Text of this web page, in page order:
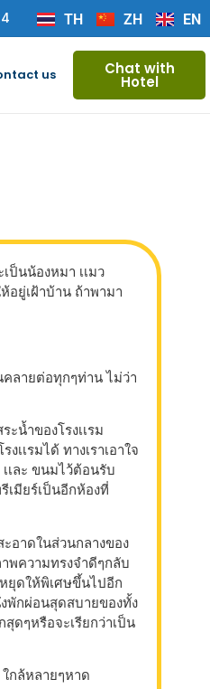
TH ZH EN
us Chat with
Hotel
ป็นน้องหมา เเมว
อยู่เฝ้าบ้าน ถ้าพามา
คลายต่อทุกๆท่าน ไม่ว่า
น้ำของโรงเเรม
เเรมได้ ทางเราเอาใจ
เละ ขนมไว้ต้อนรับ
เมียร์เป็นอีกห้องที่
ะอาดในส่วนกลางของ
พความทรงจำดีๆกลับ
ยุดให้พิเศษขึ้นไปอีก
พักผ่อนสุดสบายของทั้ง
ดๆหรือจะเรียกว่าเป็น
ใกล้หลายๆหาด